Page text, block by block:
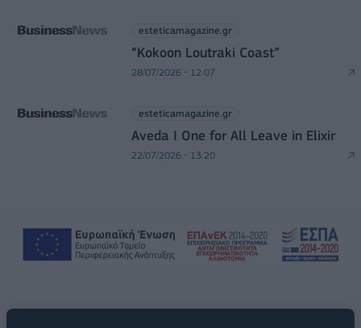
esteticamagazine.gr
“Kokoon Loutraki Coast”
28/07/2026 - 12:07
esteticamagazine.gr
Aveda I One for All Leave in Elixir
22/07/2026 - 13:20